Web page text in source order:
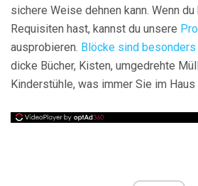
sichere Weise dehnen kann. Wenn
Requisiten hast, kannst du unsere
ausprobieren. Blöcke sind
dicke Bücher, Kisten, umgedrehte
Kinderstühle, was immer Sie im Haus